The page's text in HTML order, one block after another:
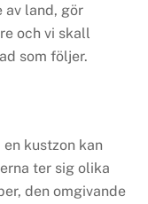
av land, gör
och vi skall
som följer.
kustzon kan
ter sig olika
den omgivande